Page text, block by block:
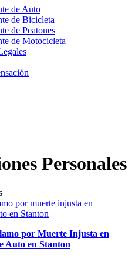
de Auto
de Bicicleta
de Peatones
de Motocicleta
Personales
por Muerte Injusta en
Auto en Stanton